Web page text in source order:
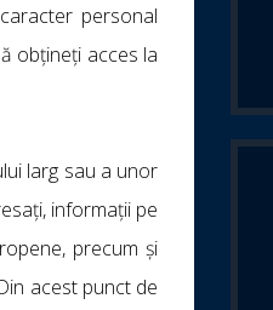
personal
obțineți acces la
larg sau a unor
informații pe
precum și
acest punct de